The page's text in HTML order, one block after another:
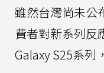
雖然台灣尚未公
費者對新系列反
Galaxy S25系列